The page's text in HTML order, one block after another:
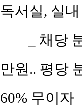
독서실, 실
_ 채당
만원.. 평당
60% 무이자